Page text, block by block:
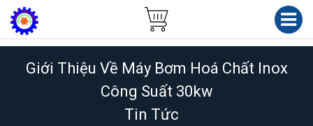
Giới Thiệu Về Máy Bơm Hoá Chất Inox
Công Suất 30kw
Tin Tức